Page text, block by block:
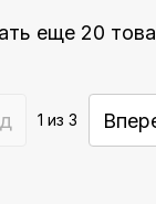
еще 20
1 из 3